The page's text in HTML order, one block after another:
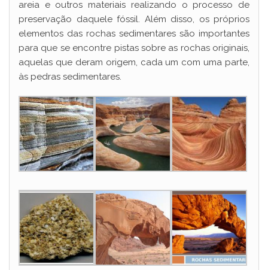
areia e outros materiais realizando o processo de
preservação daquele fóssil. Além disso, os próprios
elementos das rochas sedimentares são importantes
para que se encontre pistas sobre as rochas originais,
aquelas que deram origem, cada um com uma parte,
às pedras sedimentares.